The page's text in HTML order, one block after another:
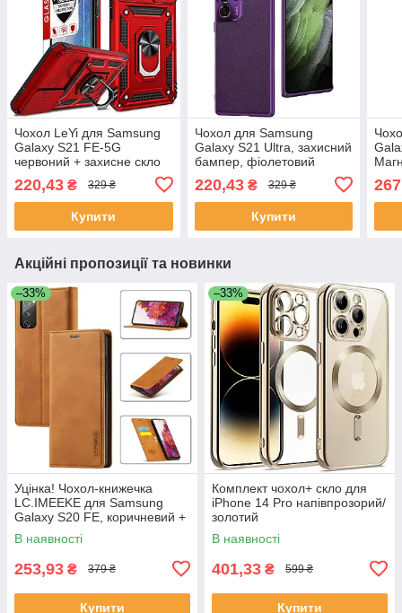
Чохол LeYi для Samsung
Galaxy S21 FE-5G
червоний + захисне скло
220,43 ₴ 329 ₴
Купити
Чохол для Samsung
Galaxy S21 Ultra, захисний
бампер, фіолетовий
220,43₴ 329 ₴
Купити
Акційні пропозиції та новинки
–33%
Уцінка! Чохол-книжечка
LC.IMEEKE для Samsung
Galaxy S20 FE, коричневий +
захисне скло
В наявності
253,93 ₴ 379 ₴
Купити
–33%
Комплект чохол+ скло для
iPhone 14 Pro напівпрозорий/
золотий
В наявності
401,33 ₴ 599 ₴
Купити